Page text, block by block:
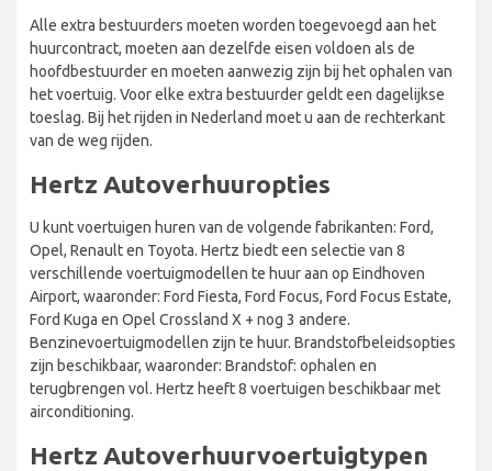
Alle extra bestuurders moeten worden toegevoegd aan het
huurcontract, moeten aan dezelfde eisen voldoen als de
hoofdbestuurder en moeten aanwezig zijn bij het ophalen van
het voertuig. Voor elke extra bestuurder geldt een dagelijkse
toeslag. Bij het rijden in Nederland moet u aan de rechterkant
van de weg rijden.
Hertz Autoverhuuropties
U kunt voertuigen huren van de volgende fabrikanten: Ford,
Opel, Renault en Toyota. Hertz biedt een selectie van 8
verschillende voertuigmodellen te huur aan op Eindhoven
Airport, waaronder: Ford Fiesta, Ford Focus, Ford Focus Estate,
Ford Kuga en Opel Crossland X + nog 3 andere.
Benzinevoertuigmodellen zijn te huur. Brandstofbeleidsopties
zijn beschikbaar, waaronder: Brandstof: ophalen en
terugbrengen vol. Hertz heeft 8 voertuigen beschikbaar met
airconditioning.
Hertz Autoverhuurvoertuigtypen